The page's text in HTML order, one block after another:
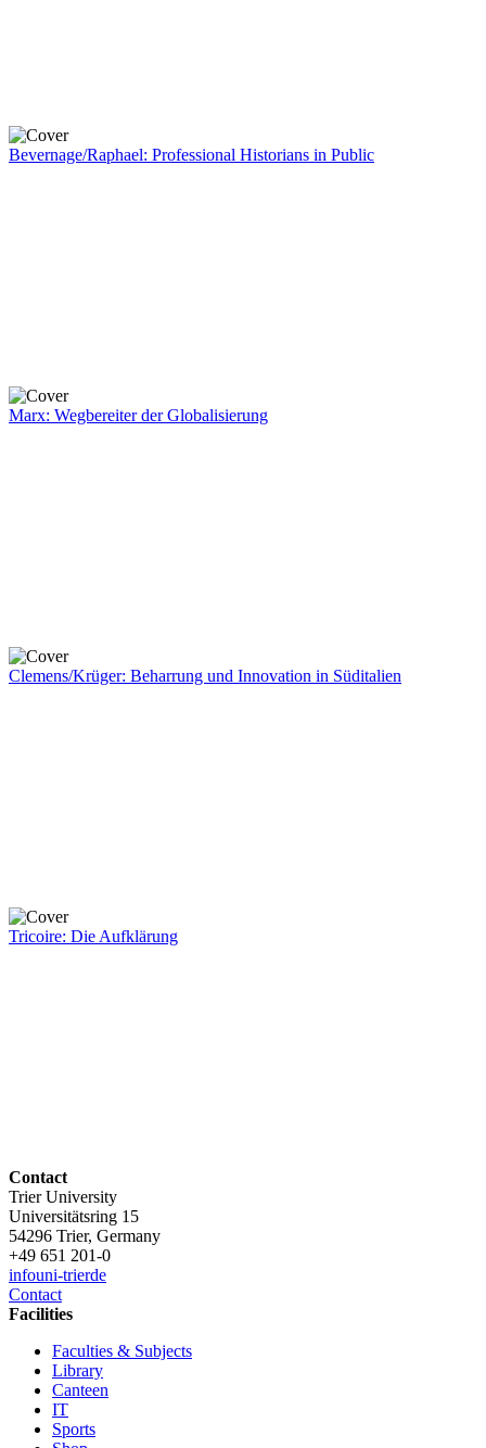
Bevernage/Raphael: Professional Historians in Public
Marx: Wegbereiter der Globalisierung
Clemens/Krüger: Beharrung und Innovation in Süditalien
Tricoire: Die Aufklärung
Contact
Trier University
Universitätsring 15
54296 Trier, Germany
+49 651 201-0
infouni-trierde
Contact
Facilities
Faculties & Subjects
Library
Canteen
IT
Sports